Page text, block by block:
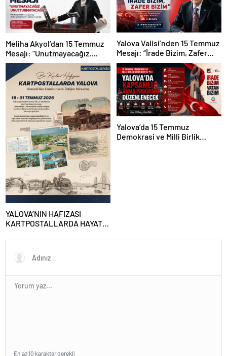
Meliha Akyol’dan 15 Temmuz
Mesajı: “Unutmayacağız,
Unutturmayacağız”
Yalova Valisi’nden 15 Temmuz
Mesajı: “İrade Bizim, Zafer
Bizim”
YALOVA’NIN HAFIZASI
KARTPOSTALLARDA HAYAT
Yalova’da 15 Temmuz
Demokrasi ve Milli Birlik
En az 10 karakter gerekli